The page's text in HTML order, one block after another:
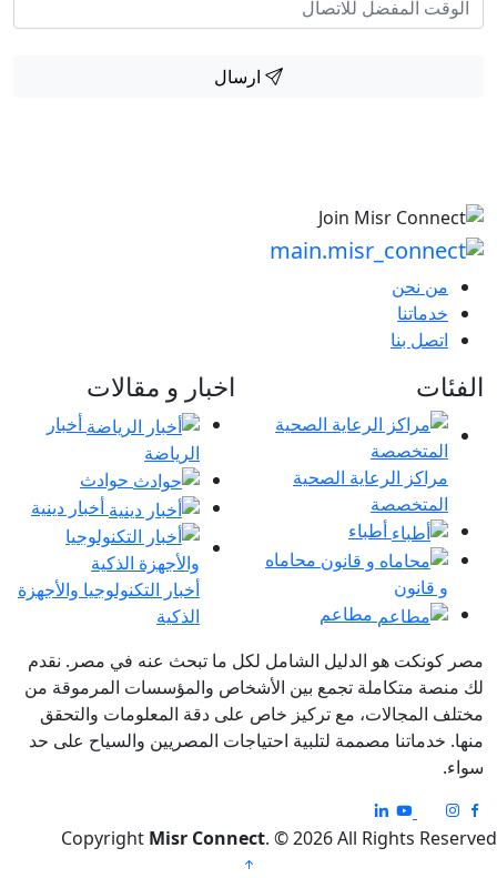
ارسال
من نحن
خدماتنا
اتصل بنا
الفئات
مراكز الرعاية الصحية
المتخصصة
أطباء
محاماه
و قانون
مطاعم
اخبار و مقالات
أخبار
الرياضة
حوادث
أخبار دينية
أخبار التكنولوجيا والأجهزة
الذكية
مصر كونكت هو الدليل الشامل لكل ما تبحث عنه في مصر. نقدم
لك منصة متكاملة تجمع بين الأشخاص والمؤسسات المرموقة من
مختلف المجالات، مع تركيز خاص على دقة المعلومات والتحقق
منها. خدماتنا مصممة لتلبية احتياجات المصريين والسياح على حد
سواء.
Copyright Misr Connect. © 2026 All Rights Reserved